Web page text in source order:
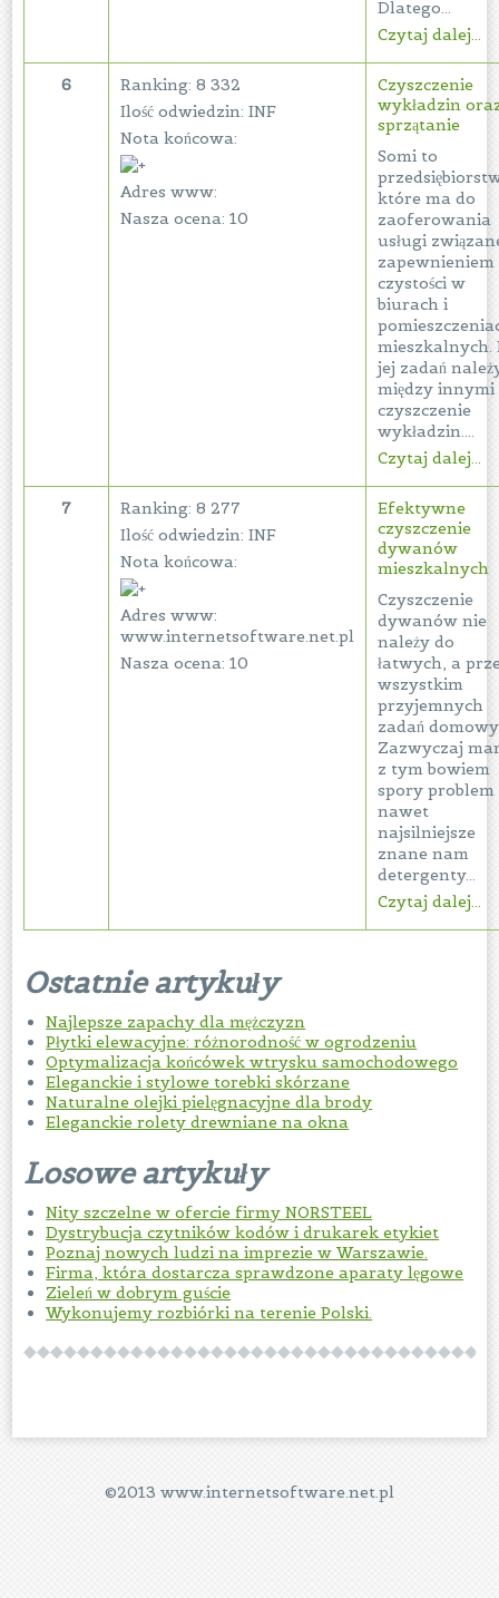
Dlatego...
Czytaj dalej...
6
Ranking: 8 332
Ilość odwiedzin: INF
Nota końcowa:
Adres www:
Nasza ocena: 10
Czyszczenie
wykładzin
sprzątanie
Somi to
które ma do
zaoferowania
usługi
zapewnieniem
czystości w
biurach i
mieszkalnych.
jej zadań
między innymi
czyszczenie
wykładzin....
Czytaj dalej...
7
Ranking: 8 277
Ilość odwiedzin: INF
Nota końcowa:
Adres www:
www.internetsoftware.net.pl
Nasza ocena: 10
Efektywne
czyszczenie
dywanów
mieszkalnych
Czyszczenie
dywanów nie
należy do
łatwych, a
wszystkim
przyjemnych
zadań
Zazwyczaj
z tym bowiem
spory problem
nawet
najsilniejsze
znane nam
detergenty...
Czytaj dalej...
Ostatnie artykuły
Najlepsze zapachy dla mężczyzn
Płytki elewacyjne: różnorodność w ogrodzeniu
Optymalizacja końcówek wtrysku samochodowego
Eleganckie i stylowe torebki skórzane
Naturalne olejki pielęgnacyjne dla brody
Eleganckie rolety drewniane na okna
Losowe artykuły
Nity szczelne w ofercie firmy NORSTEEL
Dystrybucja czytników kodów i drukarek etykiet
Poznaj nowych ludzi na imprezie w Warszawie.
Firma, która dostarcza sprawdzone aparaty lęgowe
Zieleń w dobrym guście
Wykonujemy rozbiórki na terenie Polski.
©2013 www.internetsoftware.net.pl